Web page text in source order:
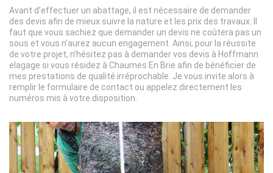
Avant d’effectuer un abattage, il est nécessaire de demander
des devis afin de mieux suivre la nature et les prix des travaux. Il
faut que vous sachiez que demander un devis ne coûtera pas un
sous et vous n’aurez aucun engagement. Ainsi, pour la réussite
de votre projet, n’hésitez pas à demander vos devis à Hoffmann
elagage si vous résidez à Chaumes En Brie afin de bénéficier de
mes prestations de qualité irréprochable. Je vous invite alors à
remplir le formulaire de contact ou appelez directement les
numéros mis à votre disposition.